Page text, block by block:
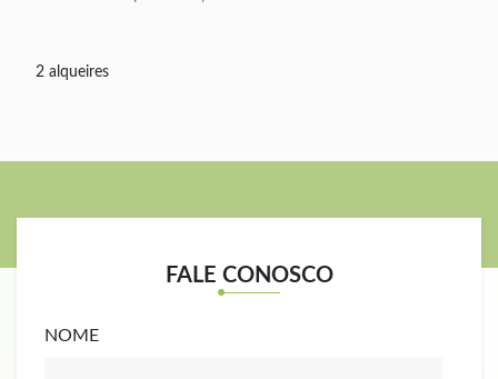
2 alqueires
FALE CONOSCO
NOME